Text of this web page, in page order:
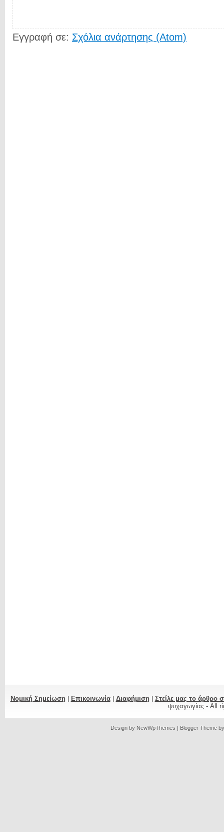
Εγγραφή σε: Σχόλια ανάρτησης (Atom)
Νομική Σημείωση| Επικοινωνία| Διαφήμιση| Στείλε μας το άρθρο
ψυχαγωγίας - All
Design by NewWpThemes | Blogger Theme